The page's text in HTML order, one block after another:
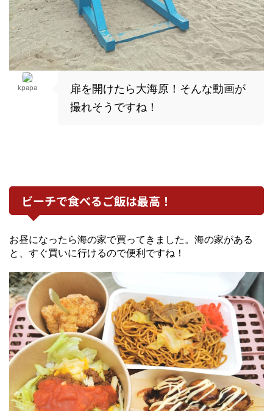
kpapa
扉を開けたら大海原！そんな動画が
撮れそうですね！
ビーチで食べるご飯は最高！
お昼になったら海の家で買ってきました。海の家がある
と、すぐ買いに行けるので便利ですね！